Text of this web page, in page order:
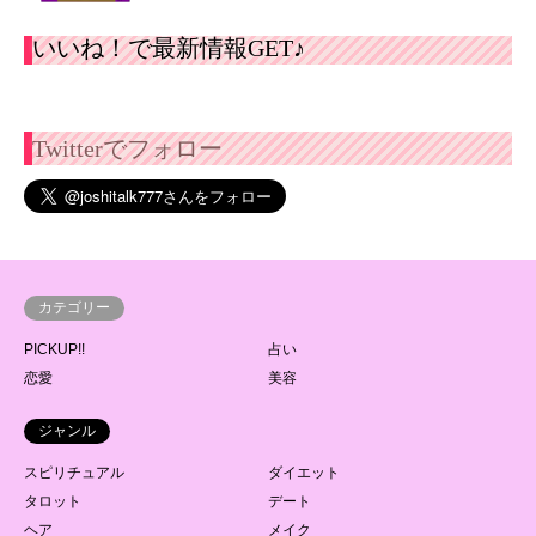
いいね！で最新情報GET♪
Twitterでフォロー
カテゴリー
PICKUP!!
占い
恋愛
美容
ジャンル
スピリチュアル
ダイエット
タロット
デート
ヘア
メイク